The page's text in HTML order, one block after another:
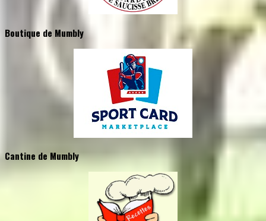
Boutique de Mumbly
Cantine de Mumbly